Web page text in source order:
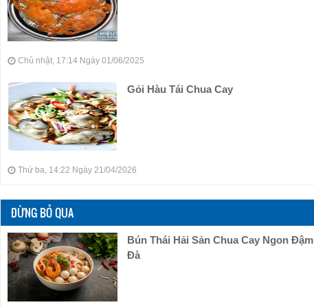
Chủ nhật, 17:14 Ngày 01/06/2025
Gỏi Hàu Tái Chua Cay
Thứ ba, 14:22 Ngày 21/04/2026
ĐỪNG BỎ QUA
Bún Thái Hải Sản Chua Cay Ngon Đậm
Đà